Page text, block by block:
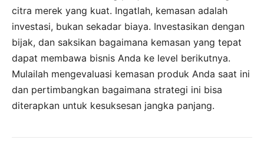
citra merek yang kuat. Ingatlah, kemasan adalah
investasi, bukan sekadar biaya. Investasikan dengan
bijak, dan saksikan bagaimana kemasan yang tepat
dapat membawa bisnis Anda ke level berikutnya.
Mulailah mengevaluasi kemasan produk Anda saat ini
dan pertimbangkan bagaimana strategi ini bisa
diterapkan untuk kesuksesan jangka panjang.